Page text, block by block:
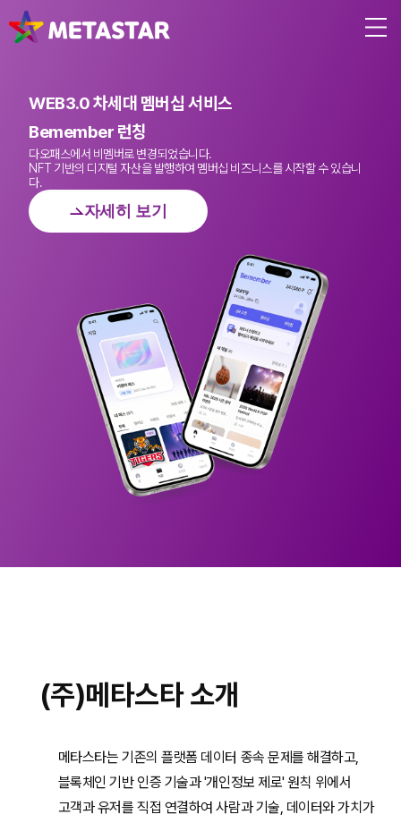
(주)메타스타 소개
메타스타는 기존의 플랫폼 데이터 종속 문제를 해결하고,
블록체인 기반 인증 기술과 '개인정보 제로' 원칙 위에서
고객과 유저를 직접 연결하여 사람과 기술, 데이터와 가치가